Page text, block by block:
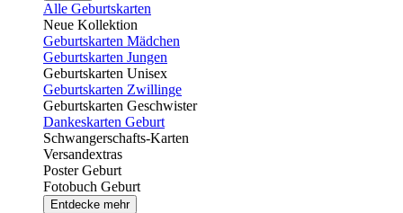
Alle Geburtskarten
Neue Kollektion
Geburtskarten Mädchen
Geburtskarten Jungen
Geburtskarten Unisex
Geburtskarten Zwillinge
Geburtskarten Geschwister
Dankeskarten Geburt
Schwangerschafts-Karten
Versandextras
Poster Geburt
Fotobuch Geburt
Entdecke mehr